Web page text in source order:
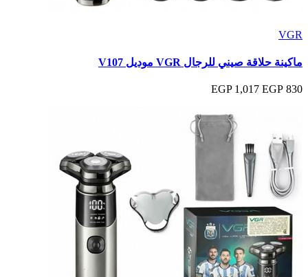
VGR
ماكينة حلاقة صيني للرجال VGR موديل V107
830 EGP
1,017 EGP